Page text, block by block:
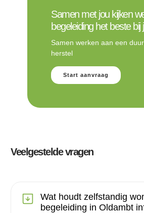
Samen met jou kijken
begeleiding het beste bij
Samen werken aan een
herstel
Start aanvraag
Veelgestelde vragen
Wat houdt zelfstandig
begeleiding in Oldambt